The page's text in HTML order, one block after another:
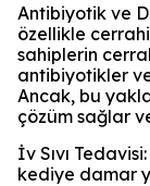
Antibiyotik ve
özellikle
sahiplerin
antibiyotikler
Ancak, bu
çözüm sağlar
İv Sıvı
kediye damar